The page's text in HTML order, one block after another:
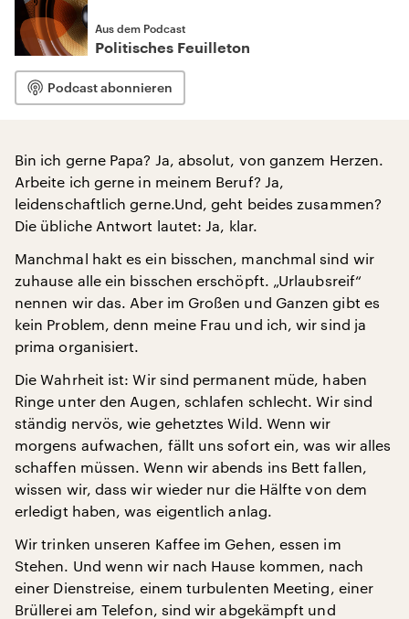
Aus dem Podcast
Politisches Feuilleton
Podcast abonnieren
Bin ich gerne Papa? Ja, absolut, von ganzem Herzen.
Arbeite ich gerne in meinem Beruf? Ja,
leidenschaftlich gerne.Und, geht beides zusammen?
Die übliche Antwort lautet: Ja, klar.
Manchmal hakt es ein bisschen, manchmal sind wir
zuhause alle ein bisschen erschöpft. „Urlaubsreif“
nennen wir das. Aber im Großen und Ganzen gibt es
kein Problem, denn meine Frau und ich, wir sind ja
prima organisiert.
Die Wahrheit ist: Wir sind permanent müde, haben
Ringe unter den Augen, schlafen schlecht. Wir sind
ständig nervös, wie gehetztes Wild. Wenn wir
morgens aufwachen, fällt uns sofort ein, was wir alles
schaffen müssen. Wenn wir abends ins Bett fallen,
wissen wir, dass wir wieder nur die Hälfte von dem
erledigt haben, was eigentlich anlag.
Wir trinken unseren Kaffee im Gehen, essen im
Stehen. Und wenn wir nach Hause kommen, nach
einer Dienstreise, einem turbulenten Meeting, einer
Brüllerei am Telefon, sind wir abgekämpft und